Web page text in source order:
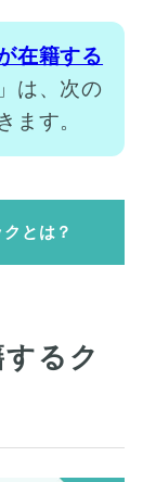
在籍する
」は、次の
ます。
とは？
るク